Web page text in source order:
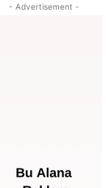
- Advertisement -